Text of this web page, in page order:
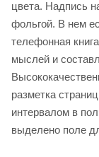
цвета. Надпись
фольгой. В нем
телефонная
мыслей и
разметка
интервалом в
выделено поле